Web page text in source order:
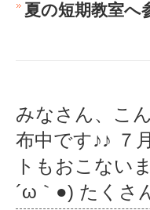
夏の短期教室へ
みなさん、こ
布中です♪♪ ７
トもおこない
´ω｀●) たくさ